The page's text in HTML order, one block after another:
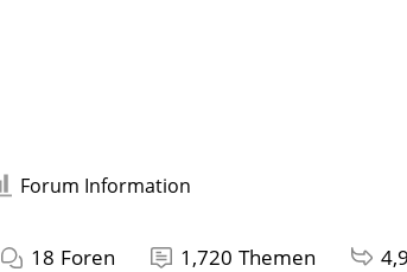
Forum Information
18 Foren 1,720 Themen